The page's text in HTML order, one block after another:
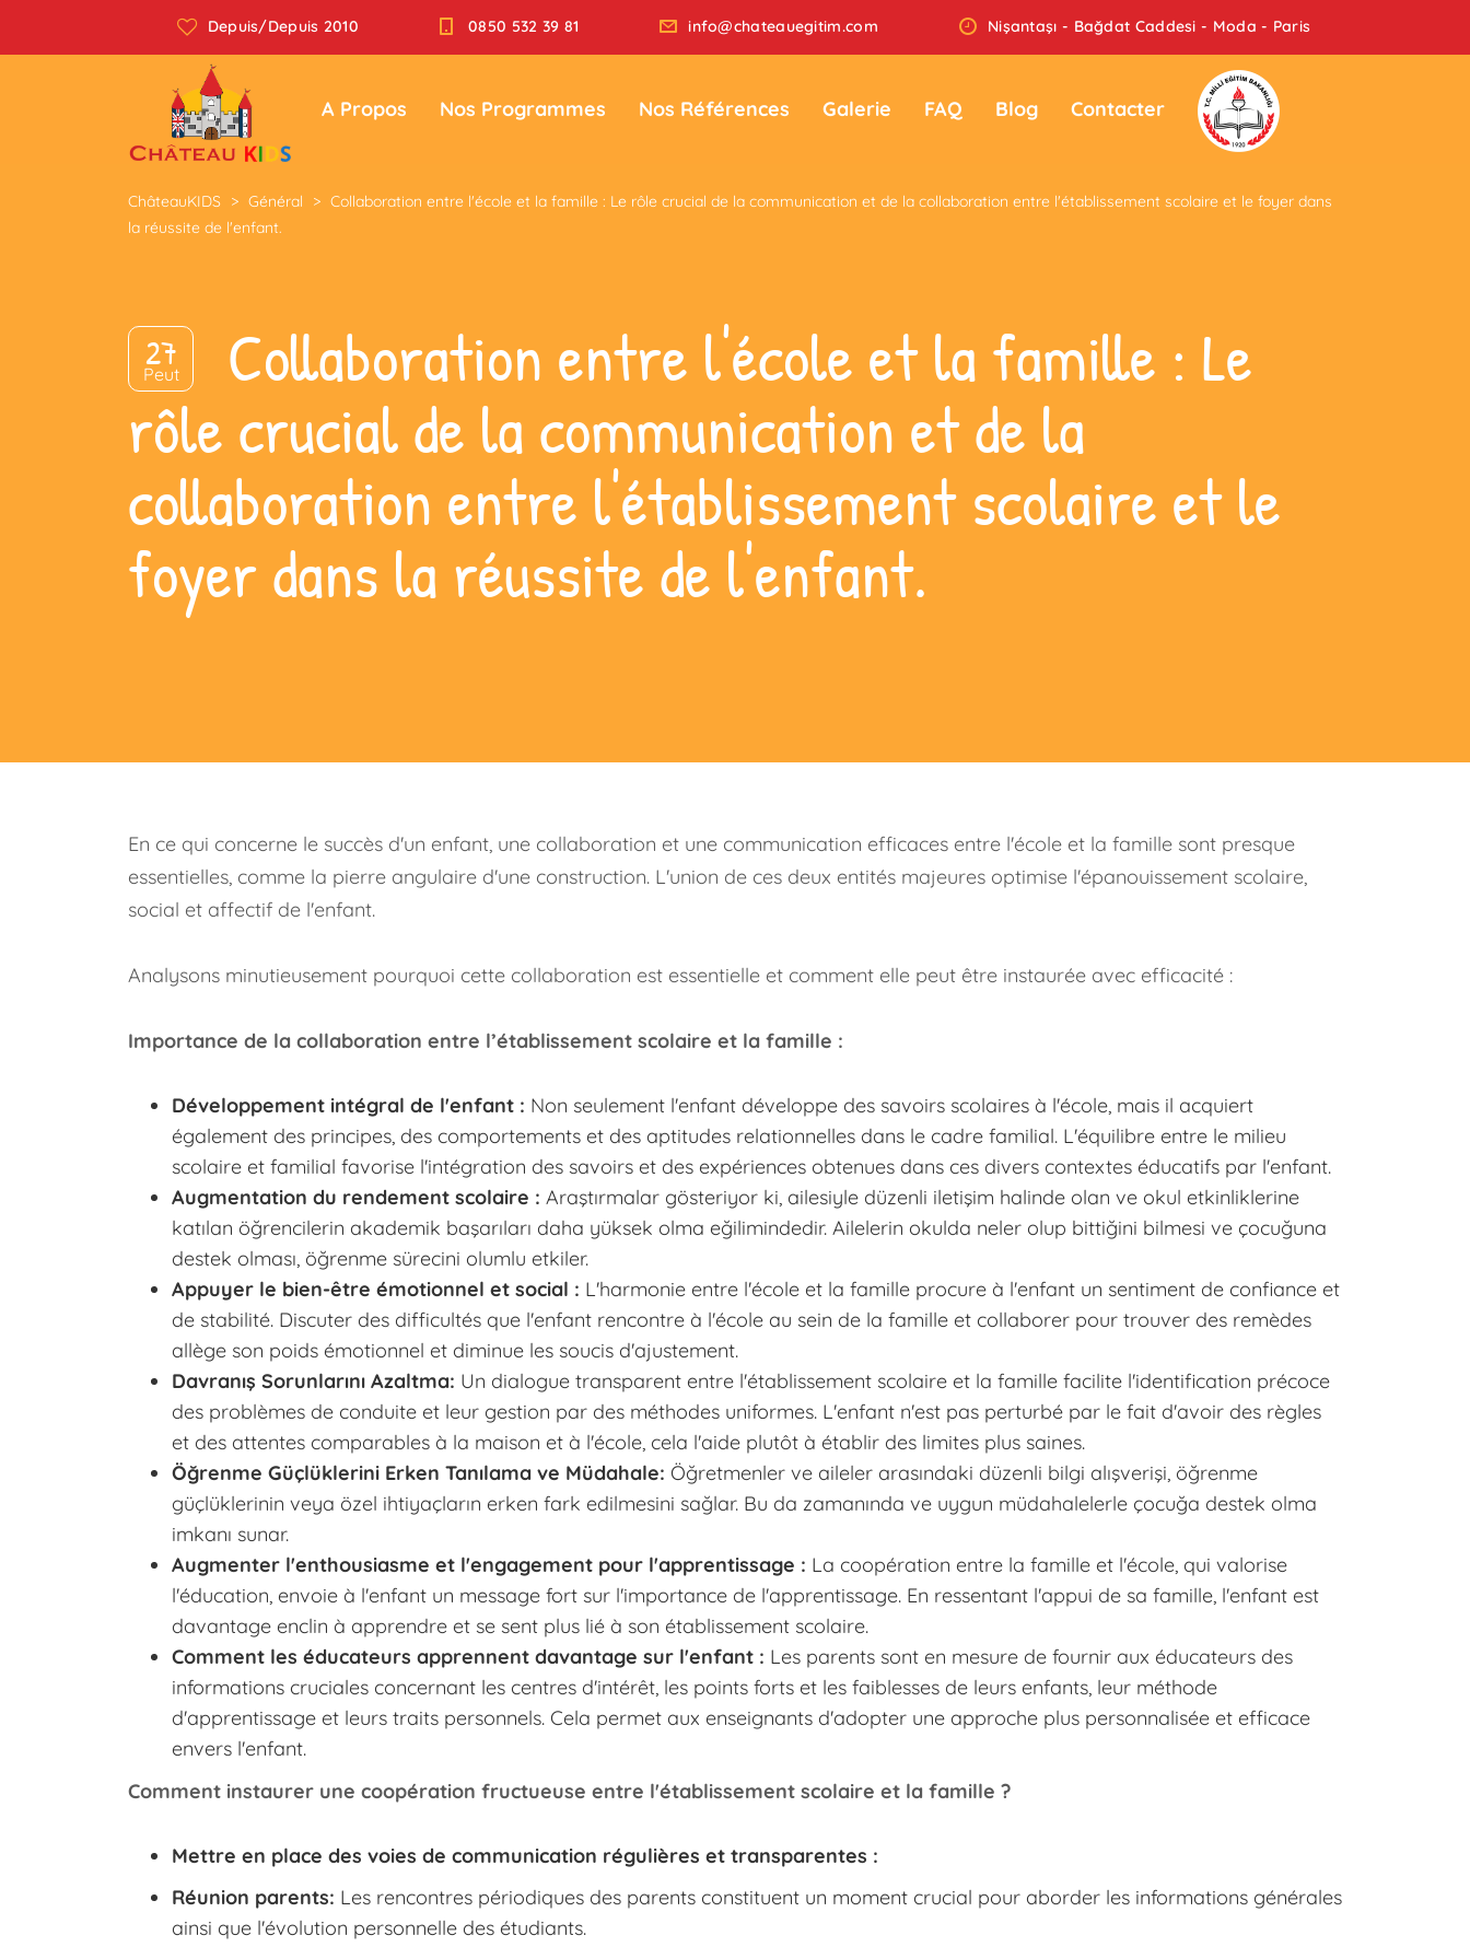
Depuis/Depuis 2010 0850 532 39 81 info@chateauegitim.com Nişantaşı - Bağdat Caddesi - Moda - Paris
A Propos Nos Programmes Nos Références Galerie FAQ Blog Contacter
ChâteauKIDS > Général > Collaboration entre l'école et la famille : Le rôle crucial de la communication et de la collaboration entre l'établissement scolaire et le foyer dans
la réussite de l'enfant.
27
Peut
Collaboration entre l'école et la famille : Le
rôle crucial de la communication et de la
collaboration entre l'établissement scolaire et le
foyer dans la réussite de l'enfant.
En ce qui concerne le succès d'un enfant, une collaboration et une communication efficaces entre l'école et la famille sont presque
essentielles, comme la pierre angulaire d'une construction. L'union de ces deux entités majeures optimise l'épanouissement scolaire,
social et affectif de l'enfant.
Analysons minutieusement pourquoi cette collaboration est essentielle et comment elle peut être instaurée avec efficacité :
Importance de la collaboration entre l’établissement scolaire et la famille :
Développement intégral de l'enfant : Non seulement l'enfant développe des savoirs scolaires à l'école, mais il acquiert
également des principes, des comportements et des aptitudes relationnelles dans le cadre familial. L'équilibre entre le milieu
scolaire et familial favorise l'intégration des savoirs et des expériences obtenues dans ces divers contextes éducatifs par l'enfant.
Augmentation du rendement scolaire : Araştırmalar gösteriyor ki, ailesiyle düzenli iletişim halinde olan ve okul etkinliklerine
katılan öğrencilerin akademik başarıları daha yüksek olma eğilimindedir. Ailelerin okulda neler olup bittiğini bilmesi ve çocuğuna
destek olması, öğrenme sürecini olumlu etkiler.
Appuyer le bien-être émotionnel et social : L'harmonie entre l'école et la famille procure à l'enfant un sentiment de confiance et
de stabilité. Discuter des difficultés que l'enfant rencontre à l'école au sein de la famille et collaborer pour trouver des remèdes
allège son poids émotionnel et diminue les soucis d'ajustement.
Davranış Sorunlarını Azaltma: Un dialogue transparent entre l'établissement scolaire et la famille facilite l'identification précoce
des problèmes de conduite et leur gestion par des méthodes uniformes. L'enfant n'est pas perturbé par le fait d'avoir des règles
et des attentes comparables à la maison et à l'école, cela l'aide plutôt à établir des limites plus saines.
Öğrenme Güçlüklerini Erken Tanılama ve Müdahale: Öğretmenler ve aileler arasındaki düzenli bilgi alışverişi, öğrenme
güçlüklerinin veya özel ihtiyaçların erken fark edilmesini sağlar. Bu da zamanında ve uygun müdahalelerle çocuğa destek olma
imkanı sunar.
Augmenter l'enthousiasme et l'engagement pour l'apprentissage : La coopération entre la famille et l'école, qui valorise
l'éducation, envoie à l'enfant un message fort sur l'importance de l'apprentissage. En ressentant l'appui de sa famille, l'enfant est
davantage enclin à apprendre et se sent plus lié à son établissement scolaire.
Comment les éducateurs apprennent davantage sur l'enfant : Les parents sont en mesure de fournir aux éducateurs des
informations cruciales concernant les centres d'intérêt, les points forts et les faiblesses de leurs enfants, leur méthode
d'apprentissage et leurs traits personnels. Cela permet aux enseignants d'adopter une approche plus personnalisée et efficace
envers l'enfant.
Comment instaurer une coopération fructueuse entre l'établissement scolaire et la famille ?
Mettre en place des voies de communication régulières et transparentes :
Réunion parents: Les rencontres périodiques des parents constituent un moment crucial pour aborder les informations générales
ainsi que l'évolution personnelle des étudiants.